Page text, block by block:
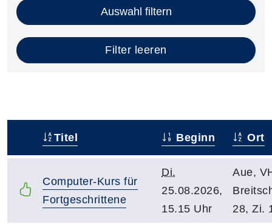
Auswahl filtern
Filter leeren
Titel Beginn Ort
Computer-Kurs für
Fortgeschrittene
Di.
25.08.2026,
15.15 Uhr
Aue,
28, Zi.